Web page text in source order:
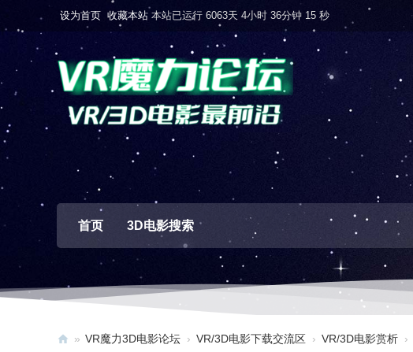
设为首页 收藏本站 本站已运行 6063天 4小时 36分钟 17 秒
首页 3D电影搜索
» VR魔力3D电影论坛 › VR/3D电影下载交流区 › VR/3D电影赏析 ›